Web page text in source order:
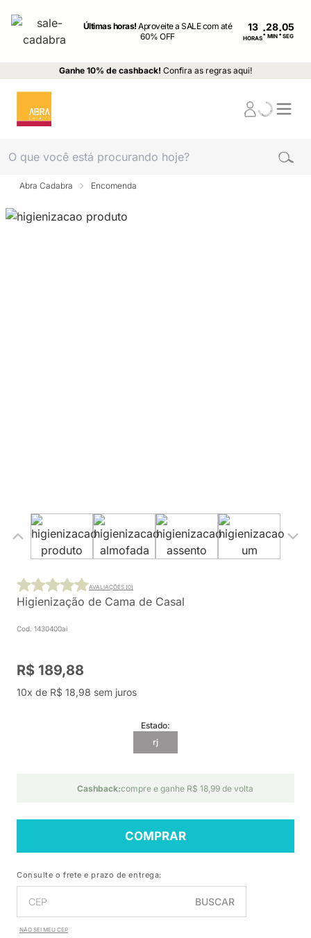
Últimas horas!Aproveite a SALE com até
60% OFF
13
HORAS: MIN : SEG
Ganhe 10% de cashback! Confira as regras aqui!
Abra Cadabra Encomenda
Higienização de Cama de Casal
Cod. 1430400ai
AVALIAÇÕES (0)
R$ 189,88
10x de R$ 18,98 sem juros
Estado:
rj
Cashback:compre e ganhe R$ 18,99 de volta
COMPRAR
Consulte o frete e prazo de entrega:
BUSCAR
NÃO SEI MEU CEP